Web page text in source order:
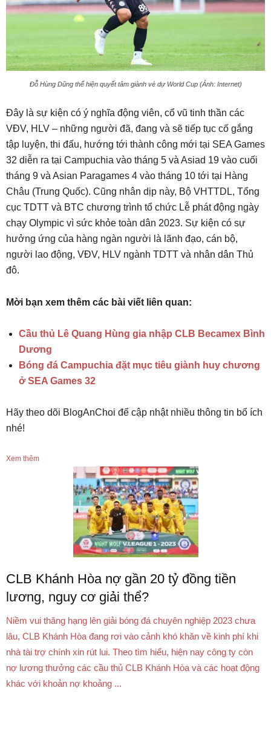
Đỗ Hùng Dũng thể hiện quyết tâm giành vé dự World Cup (Ảnh: Internet)
Đây là sự kiện có ý nghĩa động viên, cổ vũ tinh thần các
VĐV, HLV – những người đã, đang và sẽ tiếp tục cố gắng
tập luyện, thi đấu, hướng tới thành công mới tại SEA Games
32 diễn ra tại Campuchia vào tháng 5 và Asiad 19 vào cuối
tháng 9 và Asian Paragames 4 vào tháng 10 tới tại Hàng
Châu (Trung Quốc). Cũng nhân dịp này, Bộ VHTTDL, Tổng
cục TDTT và BTC chương trình tổ chức Lễ phát động ngày
chạy Olympic vì sức khỏe toàn dân 2023. Sự kiện có sự
hưởng ứng của hàng ngàn người là lãnh đạo, cán bộ,
người lao động, VĐV, HLV ngành TDTT và nhân dân Thủ
đô.
Mời bạn xem thêm các bài viết liên quan:
Cầu thủ Lê Quang Hùng gia nhập CLB Becamex Bình
Dương
Bóng đá Campuchia đặt mục tiêu giành huy chương
ở SEA Games 32
Hãy theo dõi BlogAnChoi để cập nhật nhiều thông tin bổ ích
nhé!
Xem thêm
CLB Khánh Hòa nợ gần 20 tỷ đồng tiền
lương, nguy cơ giải thể?
Niềm vui thăng hạng lên giải bóng đá chuyên nghiệp 2023 chưa
lâu, CLB Khánh Hòa đang rơi vào cảnh khó khăn về kinh phí khi
nhà tài trợ chính xin rút lui. Theo tìm hiểu, hiện nay công ty còn
nợ lương thưởng các cầu thủ CLB Khánh Hòa và các hoạt động
khác với khoản nợ khoảng ...